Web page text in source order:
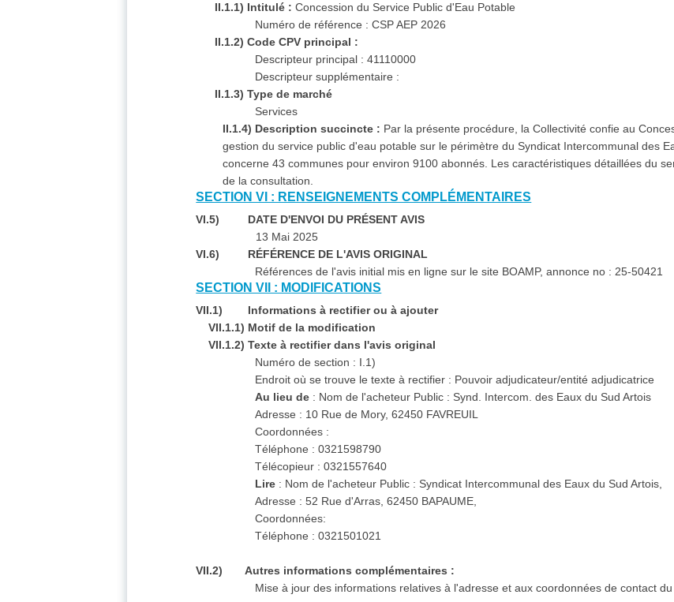
II.1.1) Intitulé :Concession du Service Public d'Eau Potable
Numéro de référence : CSP AEP 2026
II.1.2) Code CPV principal :
Descripteur principal : 41110000
Descripteur supplémentaire :
II.1.3) Type de marché
Services
II.1.4) Description succincte : Par la présente procédure, la Collectivité confie au
gestion du service public d'eau potable sur le périmètre du Syndicat Intercommunal des
concerne 43 communes pour environ 9100 abonnés. Les caractéristiques détaillées du
de la consultation.
SECTION VI : RENSEIGNEMENTS COMPLÉMENTAIRES
VI.5) DATE D'ENVOI DU PRÉSENT AVIS
13 Mai 2025
VI.6) RÉFÉRENCE DE L'AVIS ORIGINAL
Références de l'avis initial mis en ligne sur le site BOAMP, annonce no : 25-50421
SECTION VII : MODIFICATIONS
VII.1) Informations à rectifier ou à ajouter
VII.1.1) Motif de la modification
VII.1.2) Texte à rectifier dans l'avis original
Numéro de section : I.1)
Endroit où se trouve le texte à rectifier : Pouvoir adjudicateur/entité adjudicatrice
Au lieu de : Nom de l'acheteur Public : Synd. Intercom. des Eaux du Sud Artois
Adresse : 10 Rue de Mory, 62450 FAVREUIL
Coordonnées :
Téléphone : 0321598790
Télécopieur : 0321557640
Lire : Nom de l'acheteur Public : Syndicat Intercommunal des Eaux du Sud Artois,
Adresse : 52 Rue d'Arras, 62450 BAPAUME,
Coordonnées:
Téléphone : 0321501021
VII.2) Autres informations complémentaires :
Mise à jour des informations relatives à l'adresse et aux coordonnées de contact